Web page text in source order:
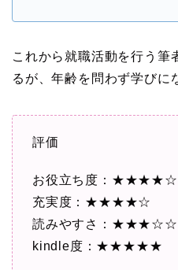
これから就職活動を行う筆
るが、年齢を問わず学びに
評価
お役立ち度：★★★★☆
充実度：★★★★☆
読みやすさ：★★★☆☆
kindle度：★★★★★